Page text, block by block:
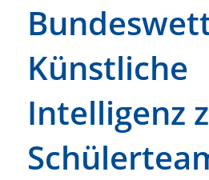
Künstliche
Intelligenz